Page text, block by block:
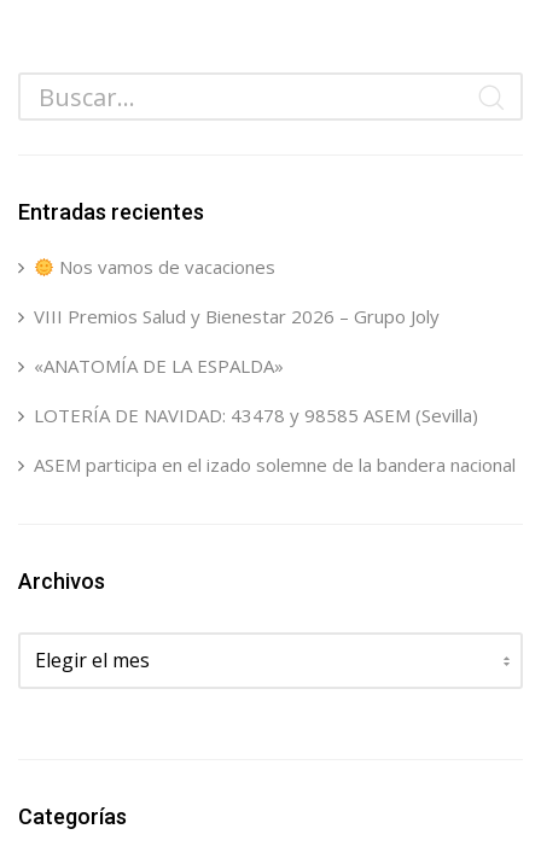
Entradas recientes
Nos vamos de vacaciones
VIII Premios Salud y Bienestar 2026 – Grupo Joly
«ANATOMÍA DE LA ESPALDA»
LOTERÍA DE NAVIDAD: 43478 y 98585 ASEM (Sevilla)
ASEM participa en el izado solemne de la bandera nacional
Archivos
Archivos
Categorías